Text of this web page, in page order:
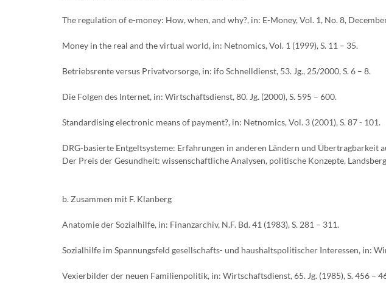
The regulation of e-money: How, when, and why?, in: E-Money, Vol. 1, No. 8,
Money in the real and the virtual world, in: Netnomics, Vol. 1 (1999), S. 11 – 35.
Betriebsrente versus Privatvorsorge, in: ifo Schnelldienst, 53. Jg., 25/2000, S. 6 – 8.
Die Folgen des Internet, in: Wirtschaftsdienst, 80. Jg. (2000), S. 595 – 600.
Standardising electronic means of payment?, in: Netnomics, Vol. 3 (2001), S. 87 - 101.
DRG-basierte Entgeltsysteme: Erfahrungen in anderen Ländern und Übertragbarkeit
Der Preis der Gesundheit: wissenschaftliche Analysen, politische Konzepte,
b. Zusammen mit F. Klanberg
Anatomie der Sozialhilfe, in: Finanzarchiv, N.F. Bd. 41 (1983), S. 281 – 311.
Sozialhilfe im Spannungsfeld gesellschafts- und haushaltspolitischer Interessen, in:
Vexierbilder der neuen Familienpolitik, in: Wirtschaftsdienst, 65. Jg. (1985), S. 456 –